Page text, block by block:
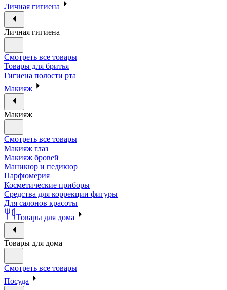
Личная гигиена
Личная гигиена
Смотреть все товары
Товары для бритья
Гигиена полости рта
Макияж
Макияж
Смотреть все товары
Макияж глаз
Макияж бровей
Маникюр и педикюр
Парфюмерия
Косметические приборы
Средства для коррекции фигуры
Для салонов красоты
Товары для дома
Товары для дома
Смотреть все товары
Посуда